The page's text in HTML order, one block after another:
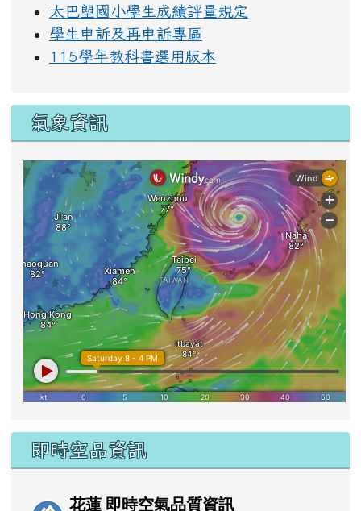
太巴塱國小學生成績評量規定
學生申訴及再申訴專區
115學年教科書選用版本
氣象資訊
即時空品資訊